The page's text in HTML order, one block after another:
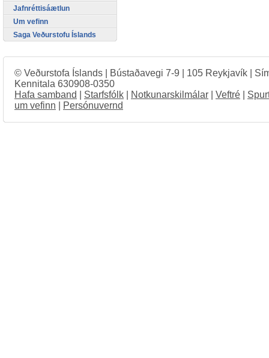
Jafnréttisáætlun
Um vefinn
Saga Veðurstofu Íslands
© Veðurstofa Íslands | Bústaðavegi 7-9 | 105 Reykjavík |
Kennitala 630908-0350
Hafa samband
Starfsfólk Notkunarskilmálar Veftré
um vefinn
Persónuvernd